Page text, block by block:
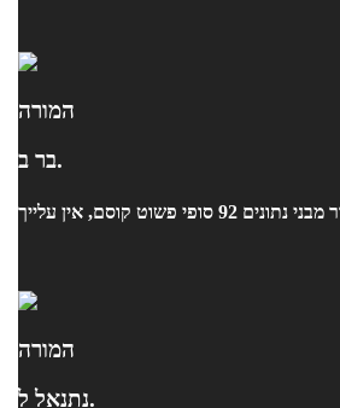
המורה
בר ב.
המורה
נתנאל ל.